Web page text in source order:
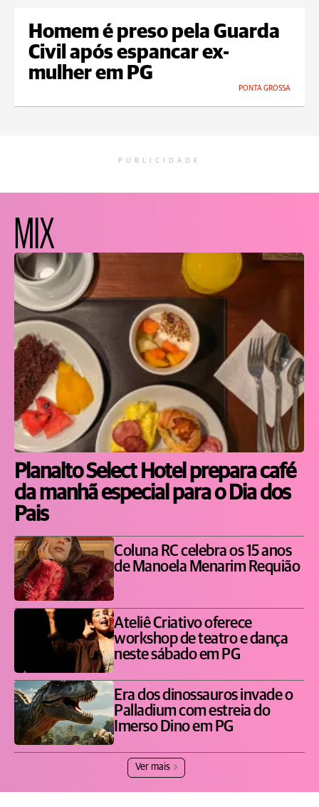
Homem é preso pela Guarda
Civil após espancar ex-
mulher em PG
PONTA GROSSA
PUBLICIDADE
MIX
Planalto Select Hotel prepara café
da manhã especial para o Dia dos
Pais
Coluna RC celebra os 15 anos
de Manoela Menarim Requião
Ateliê Criativo oferece
workshop de teatro e dança
neste sábado em PG
Era dos dinossauros invade o
Palladium com estreia do
Imerso Dino em PG
Ver mais